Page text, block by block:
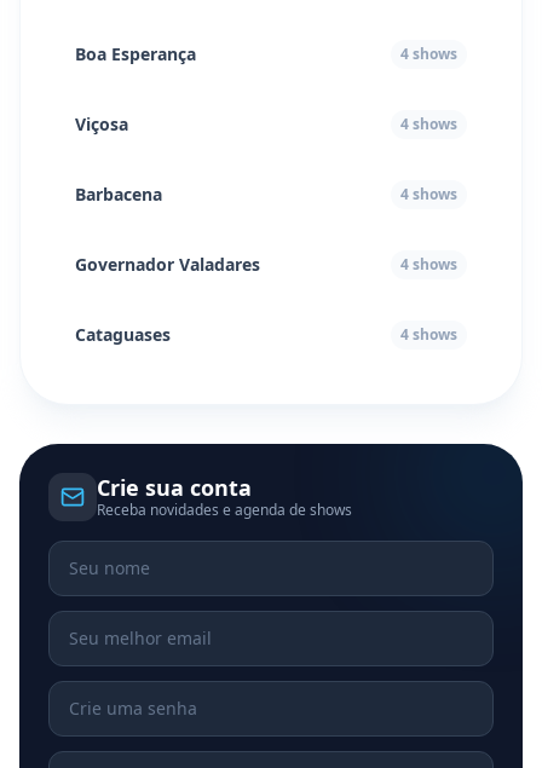
Boa Esperança 4shows
Viçosa 4shows
Barbacena 4shows
Governador Valadares 4shows
Cataguases 4shows
Crie sua conta
Receba novidades e agenda de shows